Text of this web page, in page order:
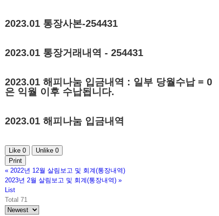
2023.01 통장사본-254431
2023.01 통장거래내역 - 254431
2023.01 해피나눔 입금내역 : 일부 당월수납 = 0
은 익월 이후 수납됩니다.
2023.01 해피나눔 입금내역
Like 0 Unlike 0
Print
« 2022년 12월 살림보고 및 회계(통장내역)
2023년 2월 살림보고 및 회계(통장내역) »
List
Total 71